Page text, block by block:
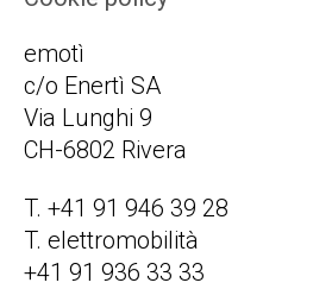
emotì
c/o Enertì SA
Via Lunghi 9
CH-6802 Rivera
T. +41 91 946 39 28
T. elettromobilità
+41 91 936 33 33